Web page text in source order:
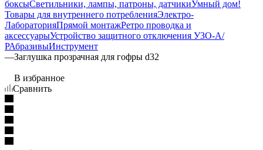
боксыСветильники, лампы, патроны, датчикиУмный дом!
Товары для внутреннего потребленияЭлектро-
ЛабораторияПрямой монтажРетро проводка и
аксессуарыУстройство защитного отключения УЗО-А/
РАбразивыИнструмент
—Заглушка прозрачная для гофры d32
В избранное
Сравнить